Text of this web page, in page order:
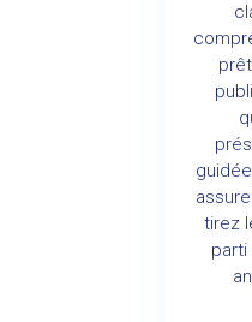
tirez